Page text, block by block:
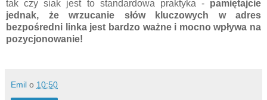
tak czy siak jest to standardowa praktyka - pamiętajcie
jednak, że wrzucanie słów kluczowych w adres
bezpośredni linka jest bardzo ważne i mocno wpływa na
pozycjonowanie!
Emil o 10:50